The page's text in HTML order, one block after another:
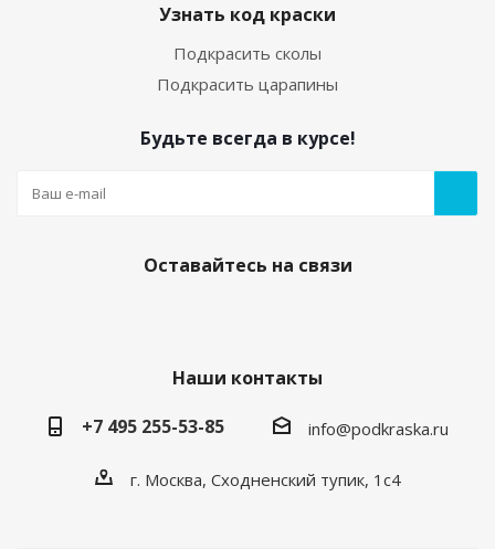
Узнать код краски
Подкрасить сколы
Подкрасить царапины
Будьте всегда в курсе!
Оставайтесь на связи
Наши контакты
+7 495 255-53-85
info@podkraska.ru
г. Москва, Сходненский тупик, 1с4